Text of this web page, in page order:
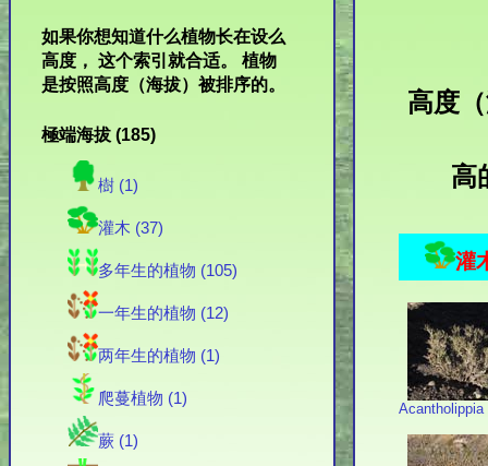
如果你想知道什么植物长在设么
高度， 这个索引就合适。 植物
是按照高度（海拔）被排序的。
極端海拔 (185)
樹 (1)
灌木 (37)
多年生的植物 (105)
一年生的植物 (12)
两年生的植物 (1)
爬蔓植物 (1)
蕨 (1)
高度
高
灌